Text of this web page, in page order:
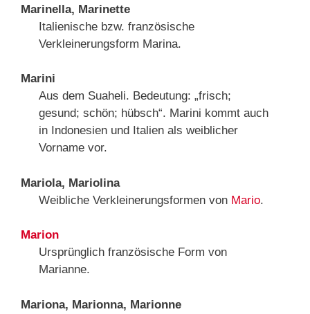
Marinella, Marinette
Italienische bzw. französische
Verkleinerungsform Marina.
Marini
Aus dem Suaheli. Bedeutung: „frisch;
gesund; schön; hübsch“. Marini kommt auch
in Indonesien und Italien als weiblicher
Vorname vor.
Mariola, Mariolina
Weibliche Verkleinerungsformen von Mario.
Marion
Ursprünglich französische Form von
Marianne.
Mariona, Marionna, Marionne